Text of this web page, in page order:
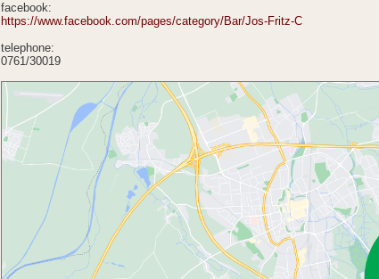
facebook:
https://www.facebook.com/pages/category/Bar/Jos-Fritz-C
telephone:
0761/30019